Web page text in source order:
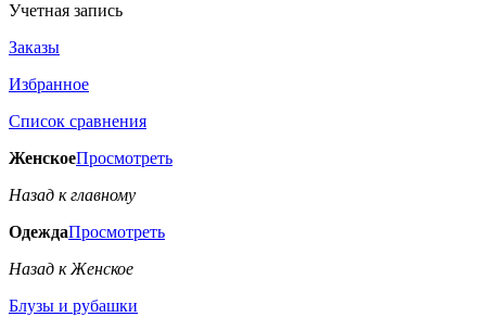
Учетная запись
Заказы
Избранное
Список сравнения
ЖенскоеПросмотреть
Назад к главному
ОдеждаПросмотреть
Назад к Женское
Блузы и рубашки